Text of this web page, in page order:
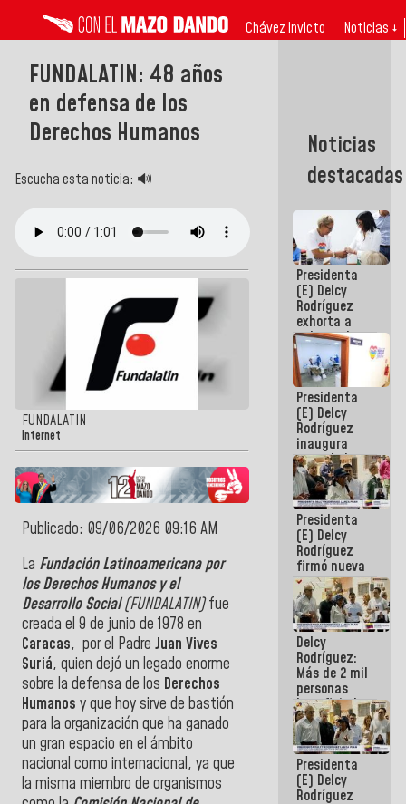
Chávez invicto Noticias ↓
FUNDALATIN: 48 años
en defensa de los
Derechos Humanos
Escucha esta noticia: 🔊
FUNDALATIN
Internet
Publicado: 09/06/2026 09:16 AM
La Fundación Latinoamericana por
los Derechos Humanos y el
Desarrollo Social(FUNDALATIN)fue
creada el 9 de junio de 1978 en
Caracas, por el Padre Juan Vives
Suriá, quien dejó un legado enorme
sobre la defensa de los Derechos
Humanos y que hoy sirve de bastión
para la organización que ha ganado
un gran espacio en el ámbito
nacional como internacional, ya que
la misma miembro de organismos
Noticias
destacadas
Presidenta
(E) Delcy
Rodríguez
exhorta a
gobernadores
y alcaldes a
edificar
casas para
abuelos
Presidenta
(E) Delcy
Rodríguez
inaugura
casa de los
Abuelos
Primavera
en Caracas
Presidenta
(E) Delcy
Rodríguez
firmó nueva
de Ley de
Arrendamiento
aprobada
por la AN
Delcy
Rodríguez:
Más de 2 mil
personas
beneficiadas
con planes
para
atención de
emergencia
sísmica en
la última
Presidenta
(E) Delcy
Rodríguez